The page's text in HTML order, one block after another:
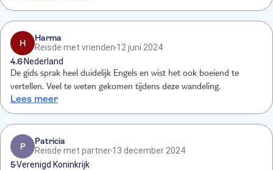
H
Harma
Reisde met vrienden 12 juni 2024
4.6 Nederland
De gids sprak heel duidelijk Engels en wist het ook boeiend te
vertellen. Veel te weten gekomen tijdens deze wandeling.
Lees meer
P
Patricia
Reisde met partner13 december 2024
5Verenigd Koninkrijk